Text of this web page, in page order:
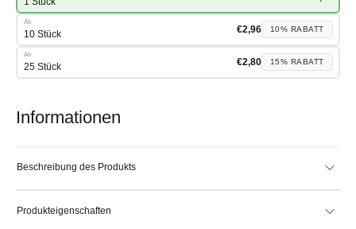
Ab
10 Stück €2,96 10% RABATT
Ab
25 Stück €2,80 15% RABATT
Informationen
Beschreibung des Produkts
Produkteigenschaften